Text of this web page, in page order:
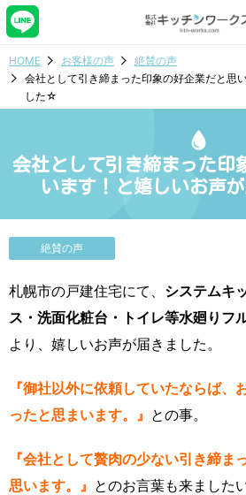
HOME お客様の声
絶賛の声
会社として引き締まった印象の好企業だと思
した☆
会社として引き締まった印
います！と嬉しいお声
絶賛の声
札幌市の戸建住宅にて、 システムキ
ス・洗面化粧台・トイレ等水廻りフ
より、嬉しいお声が届きました。
『御社以外に依頼していたならば、
ったと思まいます。』 との事。
『会社として贅肉の少ない引き締ま
思います。』 とのお言葉も来ました